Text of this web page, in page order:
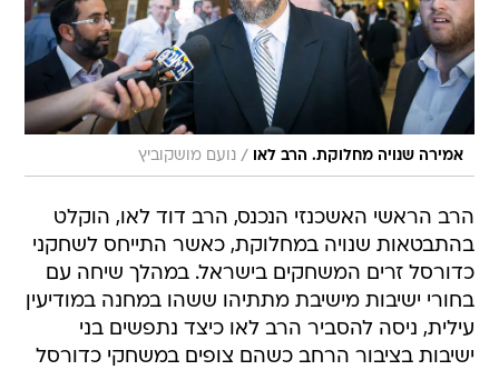
אמירה שנויה מחלוקת. הרב לאו / נועם מושקוביץ
הרב הראשי האשכנזי הנכנס, הרב דוד לאו, הוקלט
בהתבטאות שנויה במחלוקת, כאשר התייחס לשחקני
כדורסל זרים המשחקים בישראל. במהלך שיחה עם
בחורי ישיבות מישיבת מתתיהו ששהו במחנה במודיעין
עילית, ניסה להסביר הרב לאו כיצד נתפשים בני
ישיבות בציבור הרחב כשהם צופים במשחקי כדורסל